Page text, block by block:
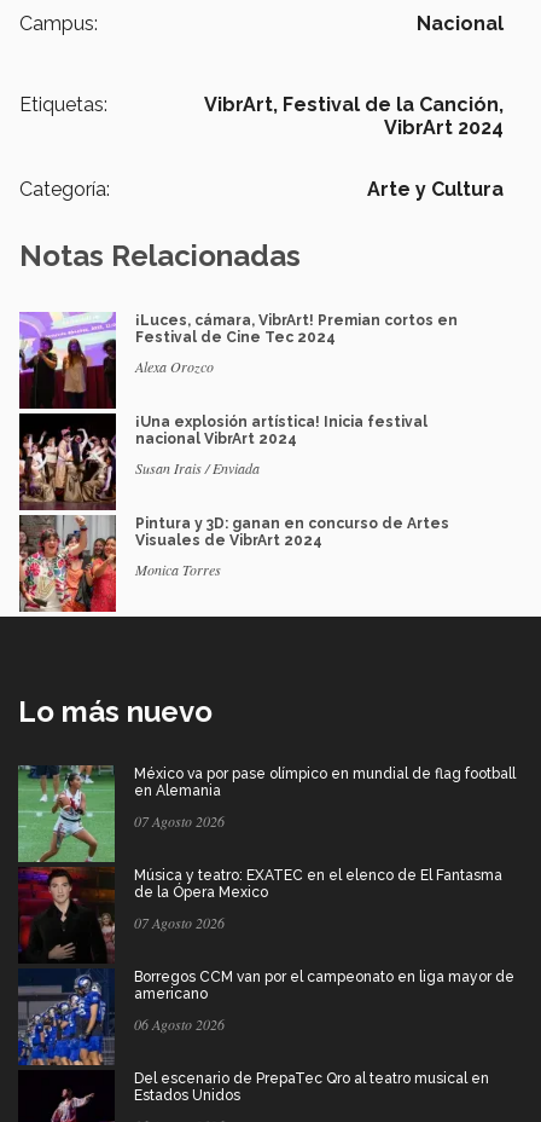
Campus: Nacional
Etiquetas: VibrArt, Festival de la Canción,
VibrArt 2024
Categoría: Arte y Cultura
Notas Relacionadas
¡Luces, cámara, VibrArt! Premian cortos en
Festival de Cine Tec 2024
Alexa Orozco
¡Una explosión artística! Inicia festival
nacional VibrArt 2024
Susan Irais / Enviada
Pintura y 3D: ganan en concurso de Artes
Visuales de VibrArt 2024
Monica Torres
Lo más nuevo
México va por pase olímpico en mundial de flag football
en Alemania
07 Agosto 2026
Música y teatro: EXATEC en el elenco de El Fantasma
de la Ópera Mexico
07 Agosto 2026
Borregos CCM van por el campeonato en liga mayor de
americano
06 Agosto 2026
Del escenario de PrepaTec Qro al teatro musical en
Estados Unidos